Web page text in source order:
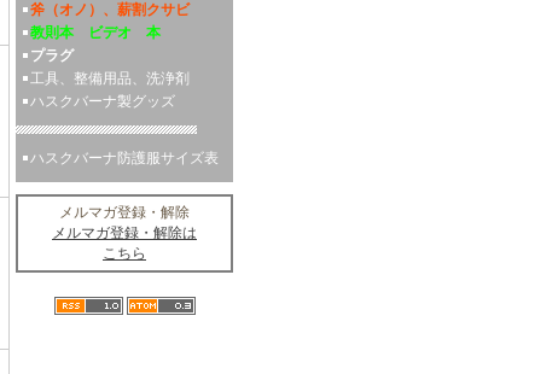
斧（オノ）、薪割クサビ
教則本 ビデオ 本
プラグ
工具、整備用品、洗浄剤
ハスクバーナ製グッズ
ハスクバーナ防護服サイズ表
メルマガ登録・解除
メルマガ登録・解除は
こちら